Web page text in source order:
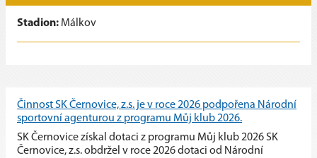
Stadion: Málkov
Činnost SK Černovice, z.s. je v roce 2026 podpořena Národní
sportovní agenturou z programu Můj klub 2026.
SK Černovice získal dotaci z programu Můj klub 2026 SK
Černovice, z.s. obdržel v roce 2026 dotaci od Národní